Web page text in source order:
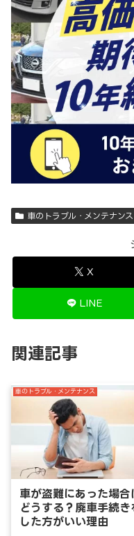
車のトラブル・メンテナンス
X
LINE
関連記事
車のトラブル・メンテナンス
車が盗難にあった場合
どうする？廃車手続き
した方がいい理由